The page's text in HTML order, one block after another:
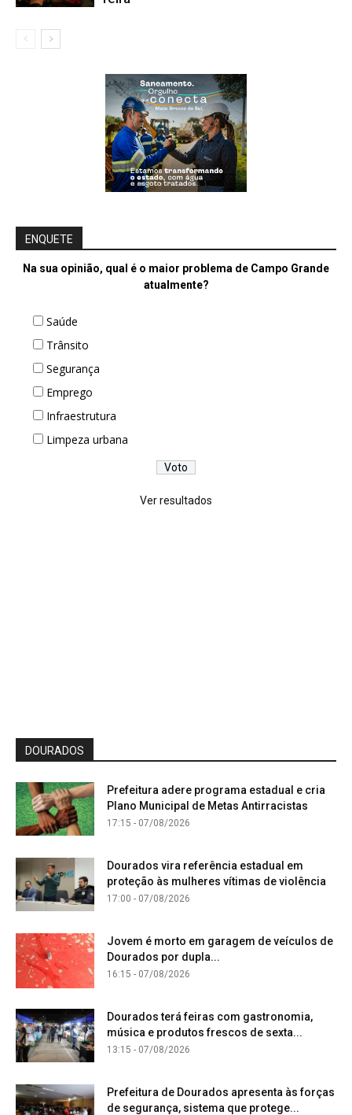
ENQUETE
Na sua opinião, qual é o maior problema de Campo Grande
atualmente?
Saúde
Trânsito
Segurança
Emprego
Infraestrutura
Limpeza urbana
Ver resultados
DOURADOS
Prefeitura adere programa estadual e cria
Plano Municipal de Metas Antirracistas
17:15 - 07/08/2026
Dourados vira referência estadual em
proteção às mulheres vítimas de violência
17:00 - 07/08/2026
Jovem é morto em garagem de veículos de
Dourados por dupla...
16:15 - 07/08/2026
Dourados terá feiras com gastronomia,
música e produtos frescos de sexta...
13:15 - 07/08/2026
Prefeitura de Dourados apresenta às forças
de segurança, sistema que protege...